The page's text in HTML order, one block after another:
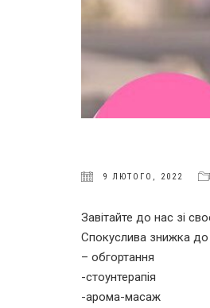
9 ЛЮТОГО, 2022
Завітайте до нас зі
Спокуслива знижка до
– обгортання
-стоунтерапія
-арома-масаж